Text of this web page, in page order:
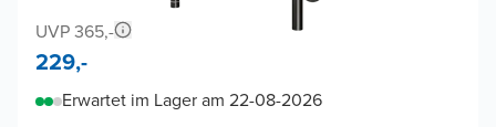
UVP 365,-
229,-
Erwartet im Lager am 22-08-2026